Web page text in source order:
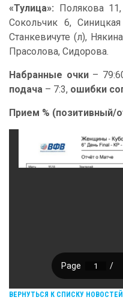
«Тулица»: Полякова
Сокольчик 6,
Станкевичуте (л),
Прасолова, Сидорова.
Набранные очки–
подача – 7:3, ошибки
Прием % (позитивный/
ВЕРНУТЬСЯ К СПИСКУ НОВОСТЕЙ